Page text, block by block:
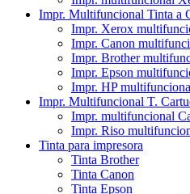
Impr. Multifuncional Tinta a
Impr. Xerox
Impr. Canon
Impr. Brother
Impr. Epson
Impr. HP
Impr. Multifuncional T.
Impr. multifuncional
Impr. Riso
Tinta para impresora
Tinta Brother
Tinta Canon
Tinta Epson